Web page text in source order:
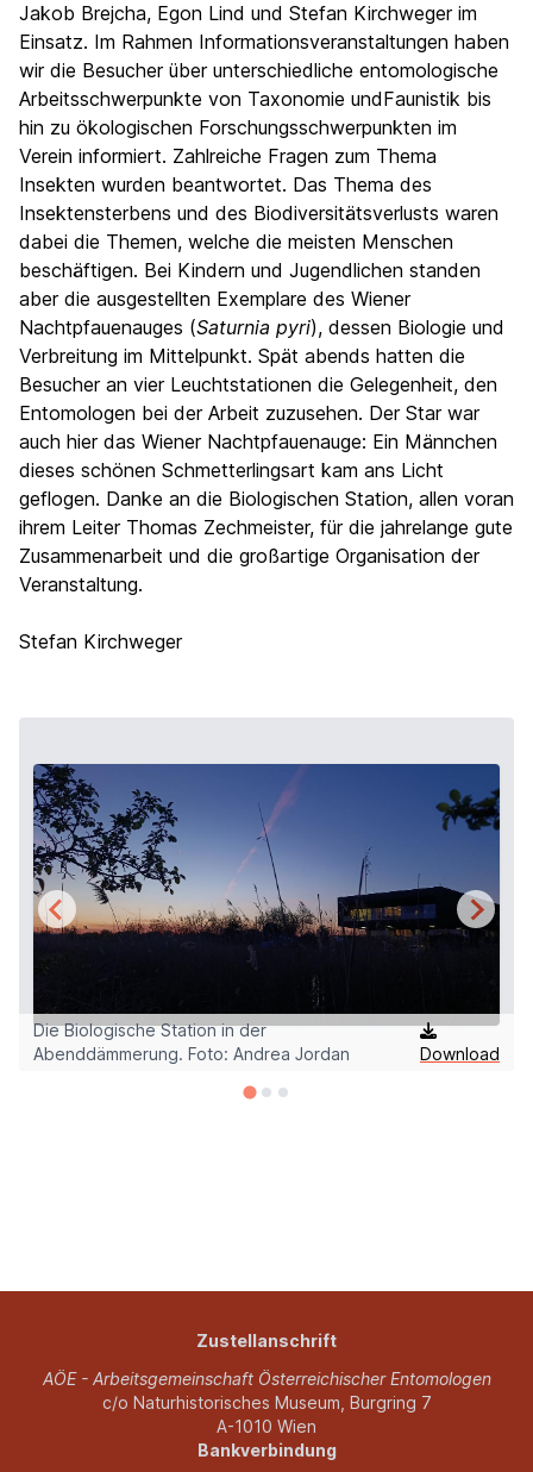
Jakob Brejcha, Egon Lind und Stefan Kirchweger im
Einsatz. Im Rahmen Informationsveranstaltungen haben
wir die Besucher über unterschiedliche entomologische
Arbeitsschwerpunkte von Taxonomie undFaunistik bis
hin zu ökologischen Forschungsschwerpunkten im
Verein informiert. Zahlreiche Fragen zum Thema
Insekten wurden beantwortet. Das Thema des
Insektensterbens und des Biodiversitätsverlusts waren
dabei die Themen, welche die meisten Menschen
beschäftigen. Bei Kindern und Jugendlichen standen
aber die ausgestellten Exemplare des Wiener
Nachtpfauenauges (Saturnia pyri), dessen Biologie und
Verbreitung im Mittelpunkt. Spät abends hatten die
Besucher an vier Leuchtstationen die Gelegenheit, den
Entomologen bei der Arbeit zuzusehen. Der Star war
auch hier das Wiener Nachtpfauenauge: Ein Männchen
dieses schönen Schmetterlingsart kam ans Licht
geflogen. Danke an die Biologischen Station, allen voran
ihrem Leiter Thomas Zechmeister, für die jahrelange gute
Zusammenarbeit und die großartige Organisation der
Veranstaltung.
Stefan Kirchweger
Die Biologische Station in der
Abenddämmerung. Foto: Andrea Jordan
Download
Zustellanschrift
AÖE - Arbeitsgemeinschaft Österreichischer Entomologen
c/o Naturhistorisches Museum, Burgring 7
A-1010 Wien
Bankverbindung